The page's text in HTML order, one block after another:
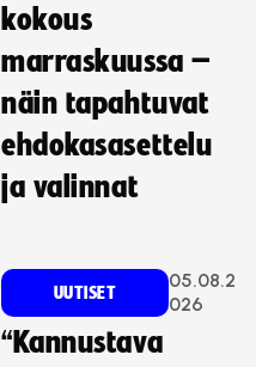
kokous
marraskuussa –
näin tapahtuvat
ehdokasasettelu
ja valinnat
UUTISET
05.08.2
026
“Kannustava